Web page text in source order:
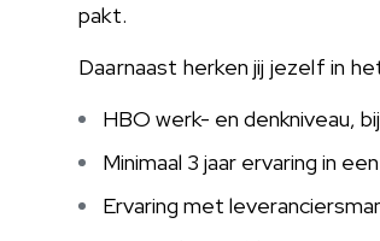
pakt.
Daarnaast herken jij jezelf in
HBO werk- en denkniveau,
Minimaal 3 jaar ervaring in
Ervaring met